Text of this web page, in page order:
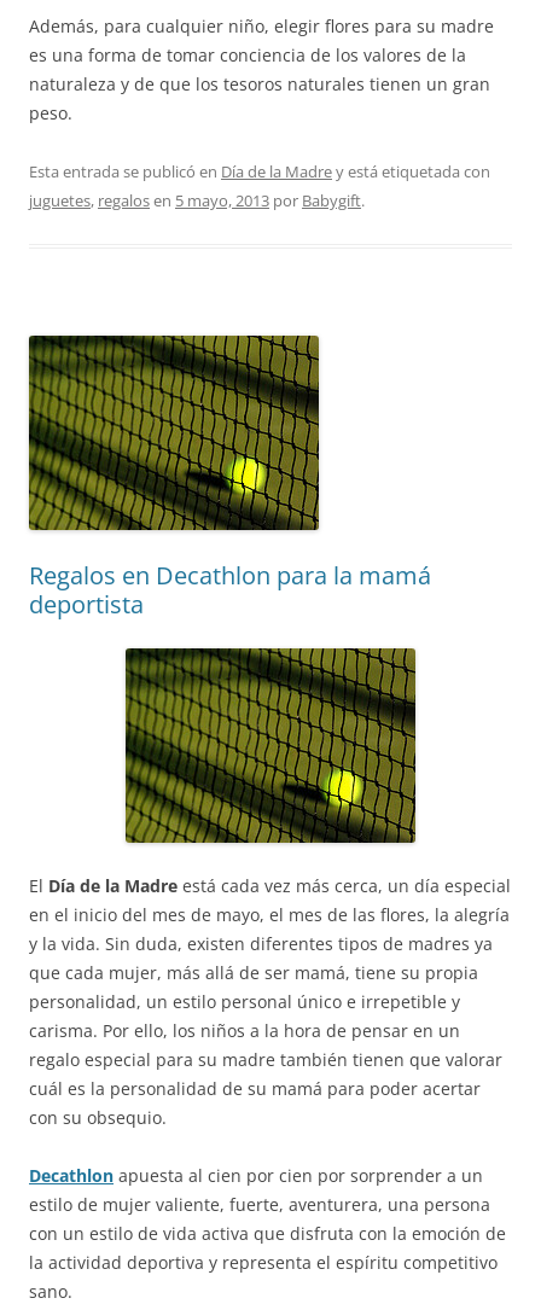
Además, para cualquier niño, elegir flores para su madre
es una forma de tomar conciencia de los valores de la
naturaleza y de que los tesoros naturales tienen un gran
peso.
Esta entrada se publicó en Día de la Madrey está etiquetada con
juguetes, regalosen 5 mayo, 2013 por Babygift.
Regalos en Decathlon para la mamá
deportista
El Día de la Madre está cada vez más cerca, un día especial
en el inicio del mes de mayo, el mes de las flores, la alegría
y la vida. Sin duda, existen diferentes tipos de madres ya
que cada mujer, más allá de ser mamá, tiene su propia
personalidad, un estilo personal único e irrepetible y
carisma. Por ello, los niños a la hora de pensar en un
regalo especial para su madre también tienen que valorar
cuál es la personalidad de su mamá para poder acertar
con su obsequio.
Decathlon apuesta al cien por cien por sorprender a un
estilo de mujer valiente, fuerte, aventurera, una persona
con un estilo de vida activa que disfruta con la emoción de
la actividad deportiva y representa el espíritu competitivo
sano.